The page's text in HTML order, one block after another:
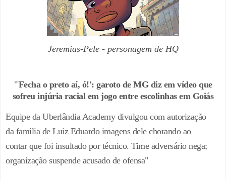
Jeremias-Pele - personagem de HQ
"'Fecha o preto aí, ó!': garoto de MG diz em vídeo que
sofreu injúria racial em jogo entre escolinhas em Goiás
Equipe da Uberlândia Academy divulgou com autorização
da família de Luiz Eduardo imagens dele chorando ao
contar que foi insultado por técnico. Time adversário nega;
organização suspende acusado de ofensa"